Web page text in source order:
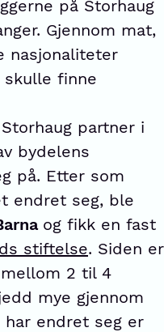
på Storhaug
Gjennom mat,
nasjonaliteter
finne
partner i
bydelens
på. Etter som
endret seg, ble
og fikk en fast
stiftelse. Siden er
2 til 4
mye gjennom
endret seg er